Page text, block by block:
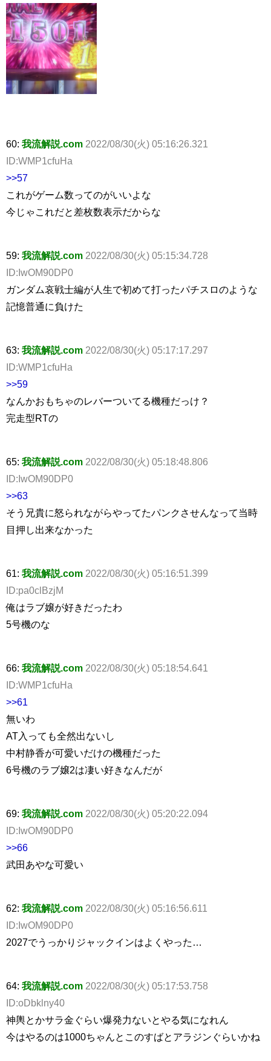
60: 我流解説.com 2022/08/30(火) 05:16:26.321
ID:WMP1cfuHa
>>57
これがゲーム数ってのがいいよな
今じゃこれだと差枚数表示だからな
59: 我流解説.com 2022/08/30(火) 05:15:34.728
ID:IwOM90DP0
ガンダム哀戦士編が人生で初めて打ったパチスロのような
記憶普通に負けた
63: 我流解説.com 2022/08/30(火) 05:17:17.297
ID:WMP1cfuHa
>>59
なんかおもちゃのレバーついてる機種だっけ？
完走型RTの
65: 我流解説.com 2022/08/30(火) 05:18:48.806
ID:IwOM90DP0
>>63
そう兄貴に怒られながらやってたパンクさせんなって当時
目押し出来なかった
61: 我流解説.com 2022/08/30(火) 05:16:51.399
ID:pa0clBzjM
俺はラブ嬢が好きだったわ
5号機のな
66: 我流解説.com 2022/08/30(火) 05:18:54.641
ID:WMP1cfuHa
>>61
無いわ
AT入っても全然出ないし
中村静香が可愛いだけの機種だった
6号機のラブ嬢2は凄い好きなんだが
69: 我流解説.com 2022/08/30(火) 05:20:22.094
ID:IwOM90DP0
>>66
武田あやな可愛い
62: 我流解説.com 2022/08/30(火) 05:16:56.611
ID:IwOM90DP0
2027でうっかりジャックインはよくやった…
64: 我流解説.com 2022/08/30(火) 05:17:53.758
ID:oDbklny40
神輿とかサラ金ぐらい爆発力ないとやる気になれん
今はやるのは1000ちゃんとこのすばとアラジンぐらいかね